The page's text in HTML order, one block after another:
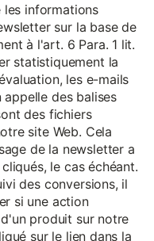
les informations
sur la base de
à l'art. 6 Para. 1 lit.
statistiquement la
les e-mails
des balises
des fichiers
site Web. Cela
de la newsletter a
le cas échéant.
des conversions, il
si une action
produit sur notre
sur le lien dans la